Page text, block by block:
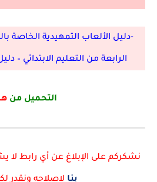
-دليل الألعاب التمهيدية الخاصة
الرابعة من التعليم الابتدائي –
التحميل من
نشكركم على الإبلاغ عن أي رابط
بنا لاصلاحه ونقدر